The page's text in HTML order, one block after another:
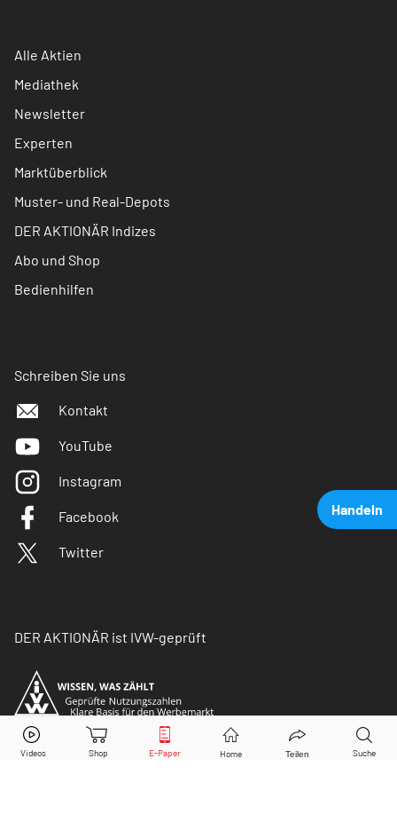
Handeln
LVMH Aktie jetzt handeln?
Alle Aktien
Mediathek
Newsletter
Experten
Marktüberblick
Muster- und Real-Depots
DER AKTIONÄR Indizes
Abo und Shop
Bedienhilfen
Schreiben Sie uns
Kontakt
YouTube
Instagram
Facebook
Twitter
DER AKTIONÄR ist IVW-geprüft